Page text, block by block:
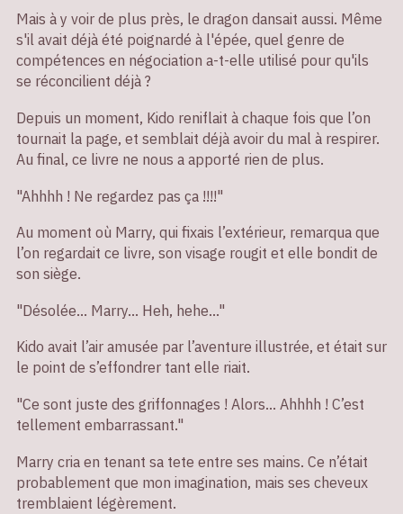
Mais à y voir de plus près, le dragon dansait aussi. Même
s'il avait déjà été poignardé à l'épée, quel genre de
compétences en négociation a-t-elle utilisé pour qu'ils
se réconcilient déjà ?
Depuis un moment, Kido reniflait à chaque fois que l’on
tournait la page, et semblait déjà avoir du mal à respirer.
Au final, ce livre ne nous a apporté rien de plus.
"Ahhhh ! Ne regardez pas ça !!!!"
Au moment où Marry, qui fixais l’extérieur, remarqua que
l’on regardait ce livre, son visage rougit et elle bondit de
son siège.
"Désolée… Marry… Heh, hehe…"
Kido avait l’air amusée par l’aventure illustrée, et était sur
le point de s’effondrer tant elle riait.
"Ce sont juste des griffonnages ! Alors... Ahhhh ! C’est
tellement embarrassant."
Marry cria en tenant sa tete entre ses mains. Ce n’était
probablement que mon imagination, mais ses cheveux
tremblaient légèrement.